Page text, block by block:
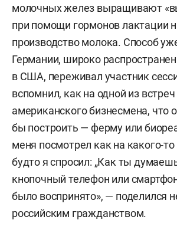
молочных желез выращивают
при помощи гормонов лактации
производство молока. Способ
Германии, широко
в США, переживал участник
вспомнил, как на одной из встреч
американского бизнесмена, что
бы построить — ферму или
меня посмотрел как на какого-
будто я спросил: „Как ты
кнопочный телефон или
было воспринято», — поделился
российским гражданством.